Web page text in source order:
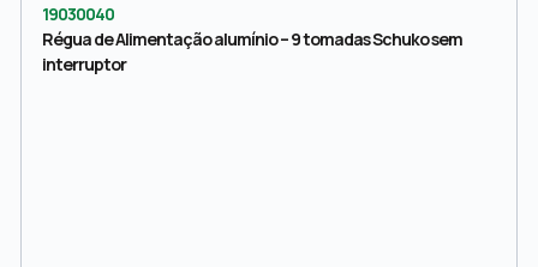
19030040
Régua de Alimentação alumínio – 9 tomadas Schuko sem
interruptor